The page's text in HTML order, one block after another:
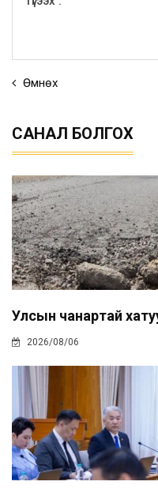
Өмнөх
САНАЛ БОЛГОХ
Улсын чанартай
2026/08/06